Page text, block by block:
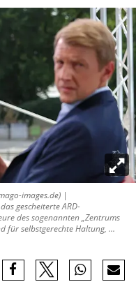
images.de) |
gescheiterte ARD-
des sogenannten „Zentrums
für selbstgerechte Haltung, ...